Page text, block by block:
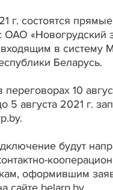
г. состоятся
ОАО «Новогрудский
в систему
Беларусь.
10
5 августа 2021 г.
будут
оформившим
сайте belarp.by.